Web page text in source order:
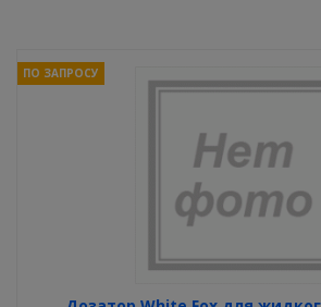
ПО ЗАПРОСУ